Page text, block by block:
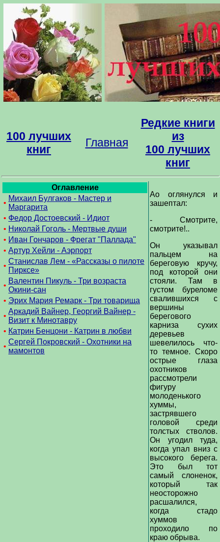
100 лучших
книг
Главная
Редкие книги
из
100 лучших
книг
Оглавление
•
Михаил Булгаков - Мастер и
Маргарита
• Федор Достоевский - Идиот
• Николай Гоголь - Мертвые души
• Иван Гончаров - Фрегат "Паллада"
• Артур Хейли - Аэрпорт
•
Станислав Лем - «Рассказы о пилоте
Пирксе»
•
Валентин Пикуль - Три возраста
Окини-сан
• Эрих Мария Ремарк - Три товарища
•
Аркадий Вайнер, Георгий Вайнер -
Визит к Минотавру
• Катрин Бенцони - Катрин в любви
•
Сергей Покровский - Охотники на
мамонтов
Ао оглянулся и
зашептал:
- Смотрите,
смотрите!..
Он указывал
пальцем на
береговую кручу,
под которой они
стояли. Там в
густом буреломе
свалившихся с
вершины
берегового
карниза сухих
деревьев
шевелилось что-
то темное. Скоро
острые глаза
охотников
рассмотрели
фигуру
молоденького
хуммы,
застрявшего
головой среди
толстых стволов.
Он угодил туда,
когда упал вниз с
высокого берега.
Это был тот
самый слоненок,
который так
неосторожно
расшалился,
когда стадо
хуммов
проходило по
краю обрыва.